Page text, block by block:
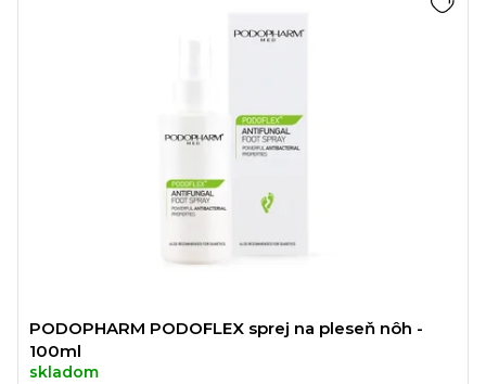
PODOPHARM PODOFLEX sprej na pleseň nôh -
100ml
skladom